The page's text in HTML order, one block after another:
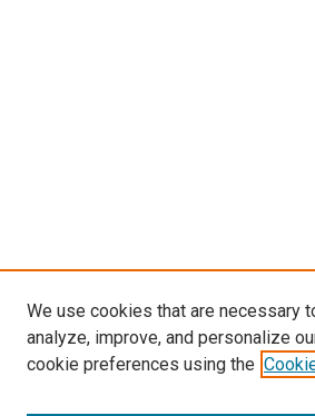
We use cookies that are necessary
analyze, improve, and personalize
cookie preferences using the